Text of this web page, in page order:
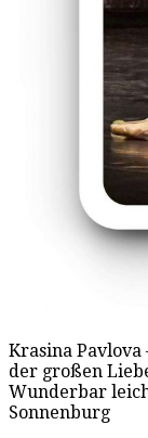
Krasina
der großen
Wunderbar
Sonnenburg